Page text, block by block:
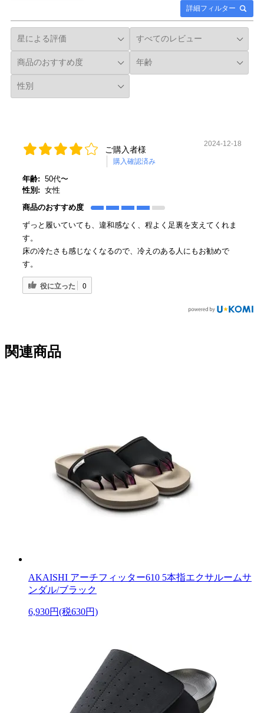
詳細フィルター
ご購入者様
購入確認済み
2024-12-18
年齢: 50代〜
性別: 女性
商品のおすすめ度
ずっと履いていても、違和感なく、程よく足裏を支えてくれま
す。
床の冷たさも感じなくなるので、冷えのある人にもお勧めで
す。
役に立った 0
関連商品
AKAISHI アーチフィッター610 5本指エクサルームサ
ンダル/ブラック
6,930円(税630円)